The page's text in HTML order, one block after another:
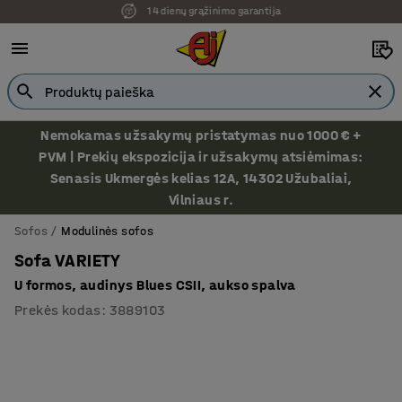
Ekspozicija Vilniuje
Nemokamas užsakymų pristatymas nuo 1000 € +
PVM | Prekių ekspozicija ir užsakymų atsiėmimas:
Senasis Ukmergės kelias 12A, 14302 Užubaliai,
Vilniaus r.
Sofos Modulinės sofos
Sofa VARIETY
U formos, audinys Blues CSII, aukso spalva
Prekės kodas : 3889103